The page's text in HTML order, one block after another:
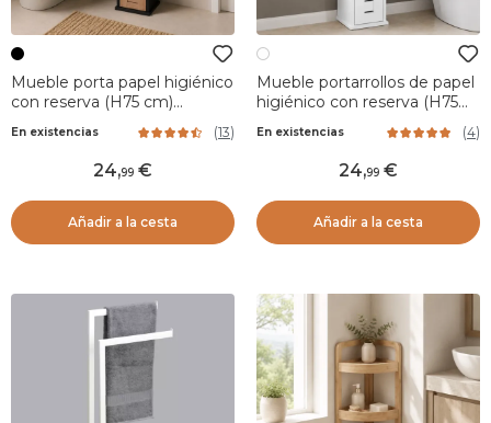
Mueble porta papel higiénico
con reserva (H75 cm)
En existencias (13)
24,99
Añadir a la cesta
Mueble portarrollos de papel
higiénico con reserva (H75
En existencias (4)
24,99
Añadir a la cesta